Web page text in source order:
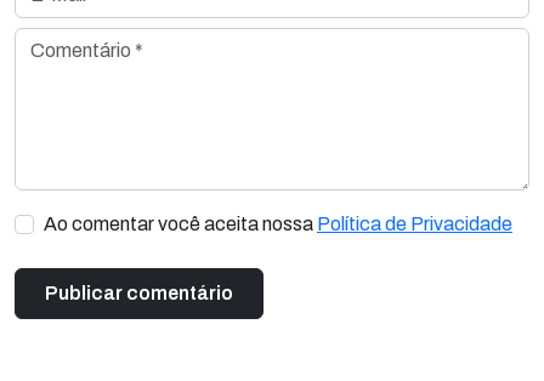
Comentário *
Ao comentar você aceita nossa Política de Privacidade